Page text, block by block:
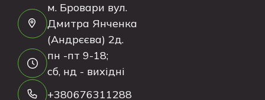
м. Бровари вул.
Дмитра Янченка
(Андрєєва) 2д.
пн -пт 9-18;
сб, нд - вихідні
+380676311288